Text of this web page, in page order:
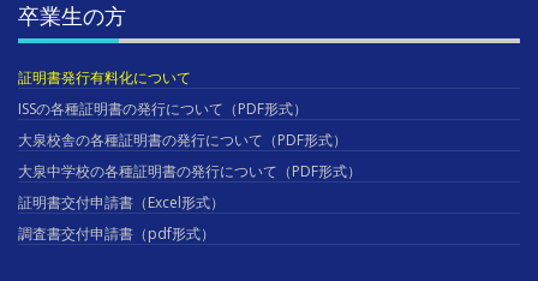
卒業生の方
証明書発行有料化について
ISSの各種証明書の発行について（PDF形式）
大泉校舎の各種証明書の発行について（PDF形式）
大泉中学校の各種証明書の発行について（PDF形式）
証明書交付申請書（Excel形式）
調査書交付申請書（pdf形式）